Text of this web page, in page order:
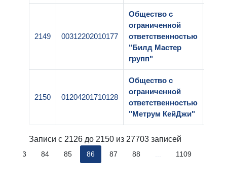
2149 00312202010177
Общество с
ограниченной
ответственностью
"Билд Мастер
групп"
2150 01204201710128
Общество с
ограниченной
ответственностью
"Метрум КейДжи"
Записи с 2126 до 2150 из 27703 записей
83 84 85 86 87 88 1109